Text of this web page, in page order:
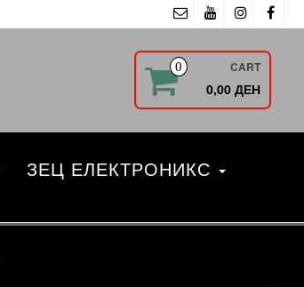
0 CART
0,00 ДЕН
ЗЕЦ ЕЛЕКТРОНИКС